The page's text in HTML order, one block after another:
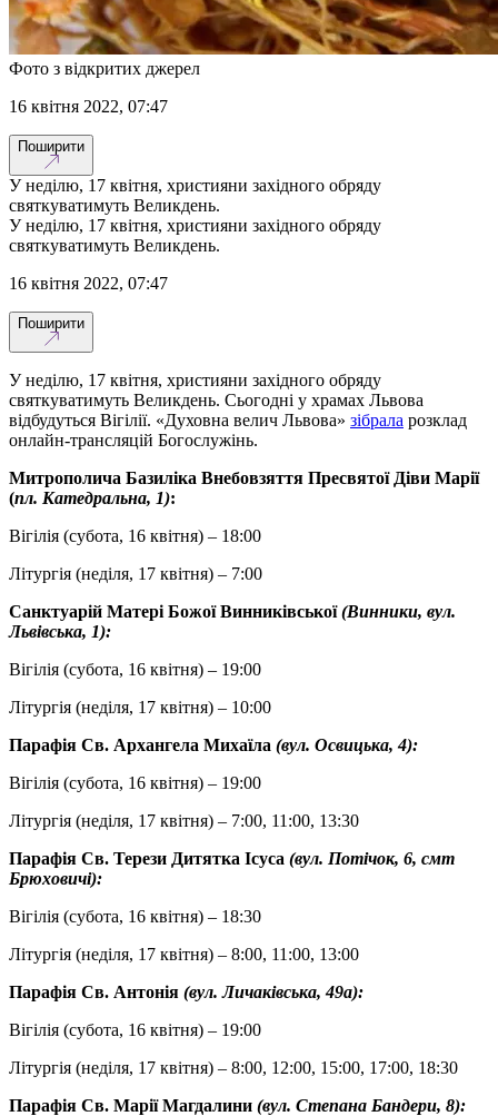
Фото з відкритих джерел
16 квітня 2022, 07:47
Поширити
У неділю, 17 квітня, християни західного обряду
святкуватимуть Великдень.
У неділю, 17 квітня, християни західного обряду
святкуватимуть Великдень.
16 квітня 2022, 07:47
Поширити
У неділю, 17 квітня, християни західного обряду
святкуватимуть Великдень. Сьогодні у храмах Львова
відбудуться Вігілії. «Духовна велич Львова» зібрала розклад
онлайн-трансляцій Богослужінь.
Митрополича Базиліка Внебовзяття Пресвятої Діви Марії
(пл. Катедральна, 1):
Вігілія (субота, 16 квітня) – 18:00
Літургія (неділя, 17 квітня) – 7:00
Санктуарій Матері Божої Винниківської(Винники, вул.
Львівська, 1):
Вігілія (субота, 16 квітня) – 19:00
Літургія (неділя, 17 квітня) – 10:00
Парафія Св. Архангела Михаїла (вул. Освицька, 4):
Вігілія (субота, 16 квітня) – 19:00
Літургія (неділя, 17 квітня) – 7:00, 11:00, 13:30
Парафія Св. Терези Дитятка Ісуса (вул. Потічок, 6, смт
Брюховичі):
Вігілія (субота, 16 квітня) – 18:30
Літургія (неділя, 17 квітня) – 8:00, 11:00, 13:00
Парафія Св. Антонія (вул. Личаківська, 49а):
Вігілія (субота, 16 квітня) – 19:00
Літургія (неділя, 17 квітня) – 8:00, 12:00, 15:00, 17:00, 18:30
Парафія Св. Марії Магдалини (вул. Степана Бандери, 8):